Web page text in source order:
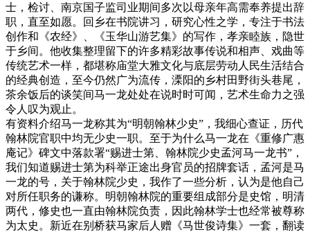
士，检讨、南京国子监司业期间多次以母亲年高需奉养提出辞
职，直至如愿。回乡在书院讲习，研究心性之学，专注于书法
创作和《农经》、《玉华山游艺集》的写作，孝亲睦族，隐世
于乡间。他收集整理留下的许多精彩故事传说和相声、戏曲等
传统艺术一样，都堪称庙堂大雅文化与底层劳动人民生活结合
的经典创造，至今仍然广为流传，溧阳的乡村田野街头巷尾，
茶余饭后的谈笑间马一龙处处在说时时可闻，艺术生命力之强
令人叹为观止。
有资料介绍马一龙称其为“明朝翰林少史”，我细心查证，历代
翰林院官职中均无少史一职。至于为什么马一龙在《重修广惠
庵记》碑文中落款署“赐进士第、翰林院少史孟河马一龙书”，
我们知道赐进士第为科举正途出身官员的招牌套话，孟河是马
一龙的号，关于翰林院少史，我作了一些分析，认为是他自己
对所任职务的谦称。明朝翰林院的重要组成部分是史馆，明清
两代，修史也一直由翰林院负责，因此翰林学士也经常被尊称
为太史。新近在别桥获马家后人赠《马世俊诗集》一套，翻读